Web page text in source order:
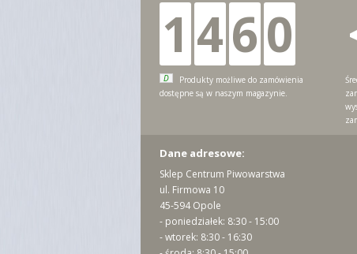
1 460
D
Produkty możliwe do zamówienia
dostępne są w naszym magazynie.
Dane adresowe:
Sklep Centrum Piwowarstwa
ul. Firmowa 10
45-594 Opole
- poniedziałek: 8:30 - 15:00
- wtorek: 8:30 - 16:30